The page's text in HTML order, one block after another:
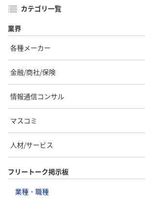
カテゴリ一覧
業界
各種メーカー
金融/商社/保険
情報通信コンサル
マスコミ
人材/サービス
フリートーク掲示板
業種・職種